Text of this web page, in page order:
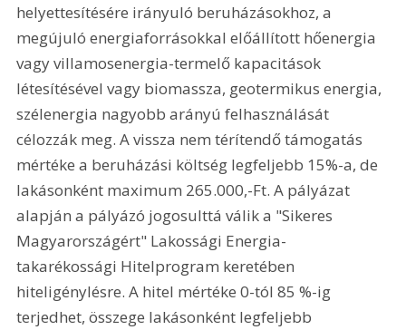
helyettesítésére irányuló beruházásokhoz, a
megújuló energiaforrásokkal előállított hőenergia
vagy villamosenergia-termelő kapacitások
létesítésével vagy biomassza, geotermikus energia,
szélenergia nagyobb arányú felhasználását
célozzák meg. A vissza nem térítendő támogatás
mértéke a beruházási költség legfeljebb 15%-a, de
lakásonként maximum 265.000,-Ft. A pályázat
alapján a pályázó jogosulttá válik a "Sikeres
Magyarországért" Lakossági Energia-
takarékossági Hitelprogram keretében
hiteligénylésre. A hitel mértéke 0-tól 85 %-ig
terjedhet, összege lakásonként legfeljebb